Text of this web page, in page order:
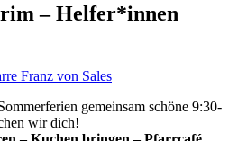
– Helfer*innen
Franz von Sales
gemeinsam schöne 9:30-
wir dich!